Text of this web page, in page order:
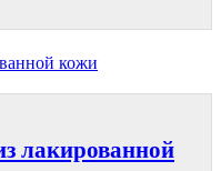
лакированной